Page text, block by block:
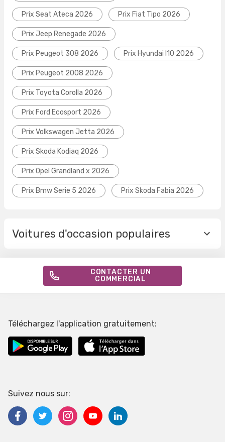
Prix Seat Ateca 2026 Prix Fiat Tipo 2026
Prix Jeep Renegade 2026
Prix Peugeot 308 2026 Prix Hyundai I10 2026
Prix Peugeot 2008 2026
Prix Toyota Corolla 2026
Prix Ford Ecosport 2026
Prix Volkswagen Jetta 2026
Prix Skoda Kodiaq 2026
Prix Opel Grandland x 2026
Prix Bmw Serie 5 2026 Prix Skoda Fabia 2026
Voitures d'occasion populaires
CONTACTER UN
COMMERCIAL
Téléchargez l'application gratuitement:
Suivez nous sur: